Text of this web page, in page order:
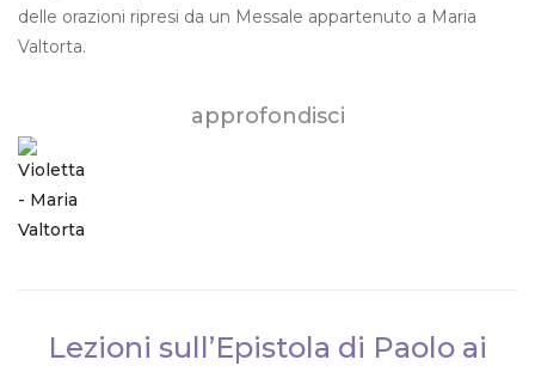
delle orazioni ripresi da un Messale appartenuto a Maria
Valtorta.
approfondisci
Lezioni sull’Epistola di Paolo ai